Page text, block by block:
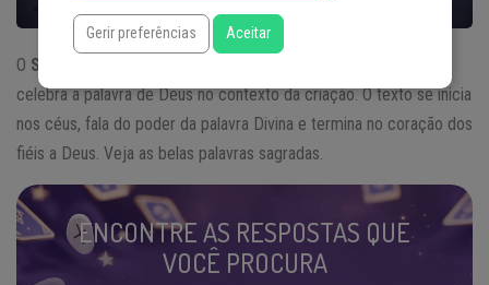
O Salmo 19
celebra a palavra de Deus no contexto da criação. O texto se inicia
nos céus, fala do poder da palavra Divina e termina no coração dos
fiéis a Deus. Veja as belas palavras sagradas.
ENCONTRE AS RESPOSTAS QUE
VOCÊ PROCURA
Gerir preferências Aceitar